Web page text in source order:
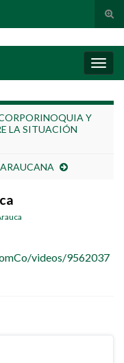
Y
LA SITUACIÓN
videos/9562037